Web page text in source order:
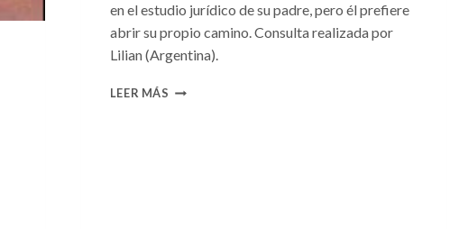
en el estudio jurídico de su padre, pero él prefiere
abrir su propio camino. Consulta realizada por
Lilian (Argentina).
LEER MÁS CONSULTA